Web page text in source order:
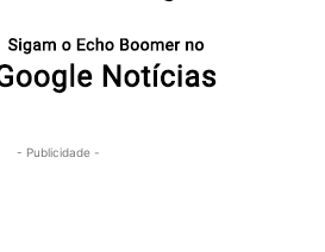
- Publicidade -